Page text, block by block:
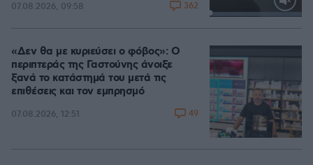
Loaded:
07.08.2026, 09:58 362
«Δεν θα με κυριεύσει ο φόβος»: Ο
περιπτεράς της Γαστούνης άνοιξε
ξανά το κατάστημά του μετά τις
επιθέσεις και τον εμπρησμό
07.08.2026, 12:51 49